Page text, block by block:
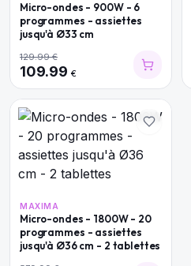
Micro-ondes - 900W - 6
programmes - assiettes
jusqu'à Ø33 cm
129.99€
109.99 €
MAXIMA
Micro-ondes - 1800W - 20
programmes - assiettes
jusqu'à Ø36 cm - 2 tablettes